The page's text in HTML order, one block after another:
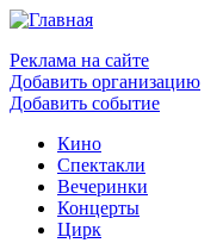
Реклама на сайте
Добавить организацию
Добавить событие
Кино
Спектакли
Вечеринки
Концерты
Цирк